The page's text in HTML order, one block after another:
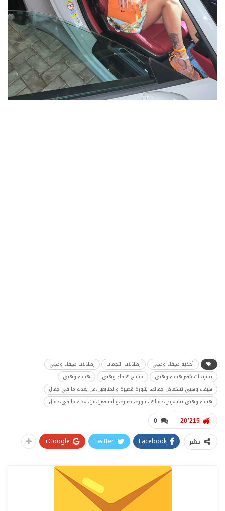
أحذية هيفاء وهبي إطلالات النجمات
إطلالات هيفاء وهبي
تسريحات شعر هيفاء وهبي
مكياج هيفاء وهبي
هيفاء وهبي
هيفاء وهبي تستعرض جمالها بتنورة قصيرة والمتابعين،من بعدك ما في جمال
هيفاء،وهبي،تستعرض،جمالها،بتنورة،قصيرة،والمتابعين،من،بعدك،ما في،جمال
0 20٬215
نشر Facebook
Twitter
Google+